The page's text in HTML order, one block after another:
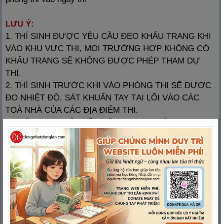
LƯU Ý:
1. THÍ SINH ĐƯỢC YÊU CẦU ĐEO KHẨU TRANG KHI
VÀO KHU VỰC THI, MỌI TRƯỜNG HỢP KHÔNG CÓ
KHẨU TRANG SẼ KHÔNG ĐƯỢC PHÉP THAM DỰ
THI.
2. THÍ SINH TRƯỚC KHI VÀO PHÒNG THI SẼ ĐƯỢC
ĐO NHIỆT ĐỘ, SÁT KHUẨN TAY TẠI LỐI VÀO CÁC
TOÀ NHÀ CỦA CÁC ĐỊA ĐIỂM THI.
VÀ KHÔNG ĐƯỢC TRẢ LẠI LỆ PHÍ DỰ THI.
THÍ SINH TRA SỐ BÁO DANH, PHÒNG THI CỤ THỂ
TẠI ĐÂY
DANH SÁCH CHIA LÀM 2 LẦN ABC, THÍ SINH TÌM KỸ
THEO 2 LẦN CHIA)
DANH SÁCH CHIA LÀ 2 LẦN SẮP XẾP THEO ABC